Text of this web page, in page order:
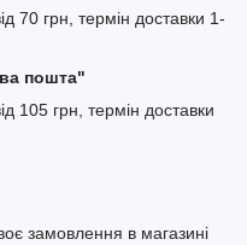
70 грн, термін доставки 1-
пошта"
105 грн, термін доставки
замовлення в магазині